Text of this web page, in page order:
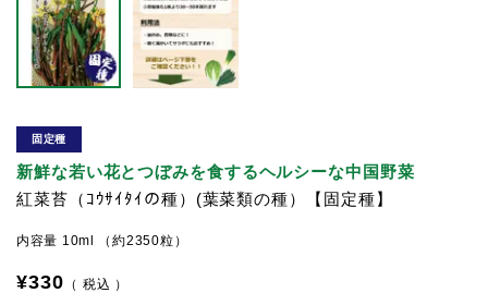
固定種
新鮮な若い花とつぼみを食するヘルシーな中国野菜
紅菜苔（ｺｳｻｲﾀｲの種）(葉菜類の種）【固定種】
内容量 10ml （約2350粒）
¥330
税込